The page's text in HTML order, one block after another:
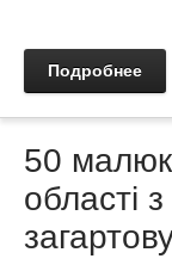
Подробнее
50
області